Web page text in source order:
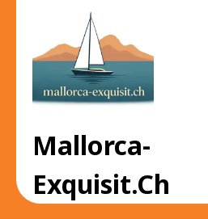
Mallorca-
Exquisit.ch